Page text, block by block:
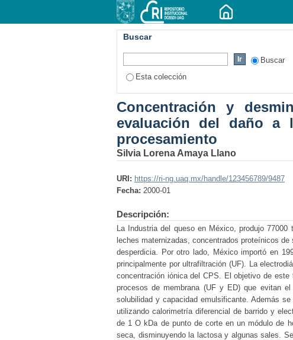
Buscar
Buscar
Esta colección
Concentración y
evaluación del daño a
procesamiento
Silvia Lorena Amaya Llano
URI: https://ri-ng.uaq.mx/handle/123456789/9487
Fecha: 2000-01
Descripción:
La Industria del queso en México, produjo
leches maternizadas, concentrados proteínicos
desperdicia. Por otro lado, México importó en
principalmente por ultrafiltración (UF). La
concentración iónica del CPS. El objetivo de
procesos de membrana (UF y ED) que evitan
solubilidad y capacidad emulsificante. Además
utilizando calorimetría diferencial de barrido y
de 1 O kDa de punto de corte en un módulo de
seca, disminuyendo la lactosa y algunas sales.